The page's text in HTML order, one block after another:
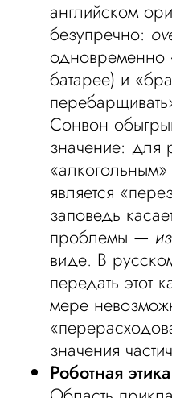
английском
безупречно:
одновременно
батарее) и
Сонвон
значение: для
является
заповедь
проблемы —
виде. В
передать этот
мере
значения
Роботная